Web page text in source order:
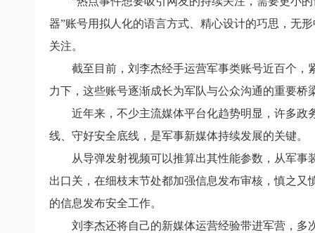
器”账号用拟人化的语言方式、精心设计的巧思，无
关注。
截至目前，刘李杰经手运营军事类账号近百个
力下，这些账号逐渐成长为军队与公众沟通的重要
近年来，不少主流媒体平台化趋势明显，许多
线、守好安全底线，是军事新媒体持续发展的关键。
从导弹发射视频可以推算出其性能参数，从军
出口关，在细枝末节处都加强信息发布审核，慎之
的信息发布安全工作。
刘李杰还将自己的新媒体运营经验带进军营，